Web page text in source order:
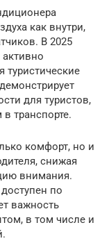
как внутри,
В 2025
активно
туристические
для туристов,
транспорте.
комфорт, но и
снижая
внимания.
по
важность
в том числе и